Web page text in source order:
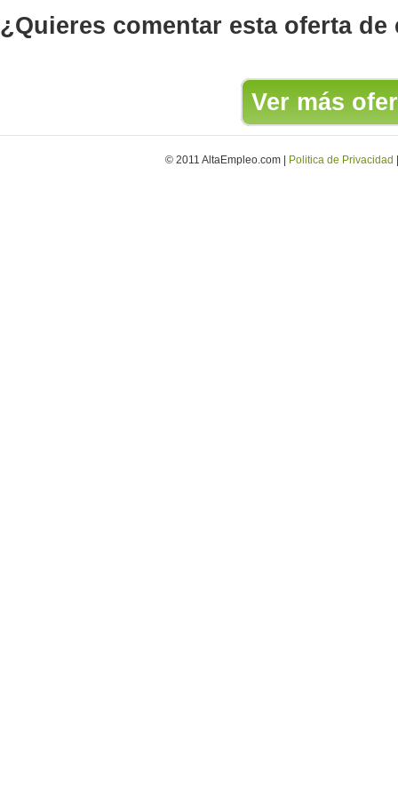
¿Quieres comentar esta oferta de
Ver más
© 2011 AltaEmpleo.com | Politica de Privacidad